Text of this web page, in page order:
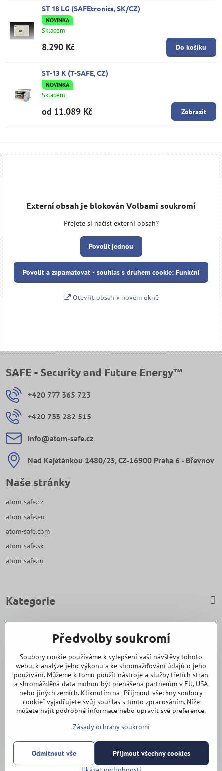
ST 18 LG (SAFEtronics, SK/CZ)
NOVINKA
Skladem
8.290 Kč Do košíku
ST-13 K (T-SAFE, CZ)
NOVINKA
Skladem
od 11.089 Kč Zobrazit
Externí obsah je blokován Volbami soukromí
Přejete si načíst externí obsah?
Povolit jednou
Povolit a zapamatovat - souhlas s druhem cookie: Funkční
Otevřít obsah v novém okně
SAFE - Security and Future Energy™
+420 777 365 723
+420 733 282 515
info​@atom-safe​.cz
Nad Kajetánkou 1480/23, CZ-16900 Praha 6 - Břevnov
Naše stránky
atom-safe.cz
atom-safe.eu
atom-safe.com
atom-safe.sk
atom-safe.ru
Kategorie
Zavoláme Vám zpět
Váš telefon
Odeslat
©2026CopyrightPředvolby soukromíZásady ochrany soukromí
Předvolby soukromí
Soubory cookie používáme k vylepšení vaší návštěvy tohoto
webu, k analýze jeho výkonu a ke shromažďování údajů o jeho
používání. Můžeme k tomu použít nástroje a služby třetích stran
a shromážděná data mohou být přenášena partnerům v EU, USA
nebo jiných zemích. Kliknutím na „Přijmout všechny soubory
cookie“ vyjadřujete svůj souhlas s tímto zpracováním. Níže
můžete najít podrobné informace nebo upravit své preference.
Zásady ochrany soukromí
Přijmout všechny cookies
Odmítnout vše